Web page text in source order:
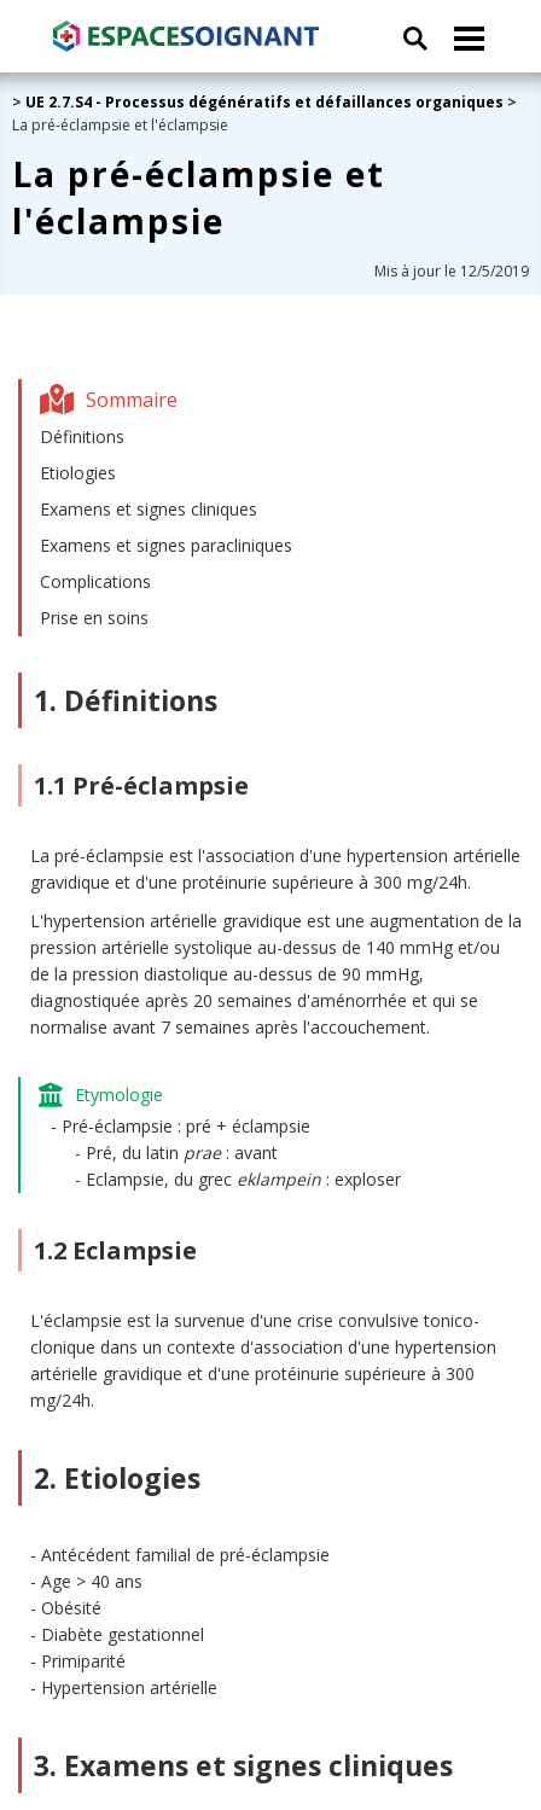
> UE 2.7.S4 - Processus dégénératifs et défaillances organiques >
La pré-éclampsie et l'éclampsie
La pré-éclampsie et
l'éclampsie
Mis à jour le 12/5/2019
Sommaire
Définitions
Etiologies
Examens et signes cliniques
Examens et signes paracliniques
Complications
Prise en soins
1. Définitions
1.1 Pré-éclampsie
La pré-éclampsie est l'association d'une hypertension artérielle
gravidique et d'une protéinurie supérieure à 300 mg/24h.
L'hypertension artérielle gravidique est une augmentation de la
pression artérielle systolique au-dessus de 140 mmHg et/ou
de la pression diastolique au-dessus de 90 mmHg,
diagnostiquée après 20 semaines d'aménorrhée et qui se
normalise avant 7 semaines après l'accouchement.
Etymologie
Pré-éclampsie : pré + éclampsie
Pré, du latin prae: avant
Eclampsie, du grec eklampein : exploser
1.2 Eclampsie
L'éclampsie est la survenue d'une crise convulsive tonico-
clonique dans un contexte d'association d'une hypertension
artérielle gravidique et d'une protéinurie supérieure à 300
mg/24h.
2. Etiologies
Antécédent familial de pré-éclampsie
Age > 40 ans
Obésité
Diabète gestationnel
Primiparité
Hypertension artérielle
3. Examens et signes cliniques